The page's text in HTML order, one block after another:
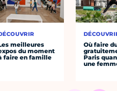
meilleures
du moment
faire en famille
Où faire
Paris
une